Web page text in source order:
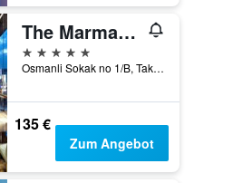
The Marmara Taksim
5 Sterne
Osmanli Sokak no 1/B, Taksim Square, Istanbul, Türkei
135 €
Zum Angebot